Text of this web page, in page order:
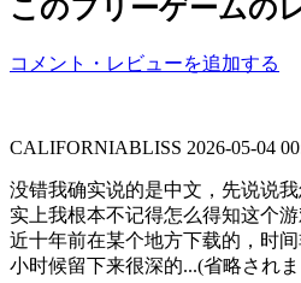
このフリーゲームの
コメント・レビューを追加する
CALIFORNIABLISS 2026-05-04
没错我确实说的是中文，先说说
实上我根本不记得怎么得知这个
近十年前在某个地方下载的，时
小时候留下来很深的...(省略され